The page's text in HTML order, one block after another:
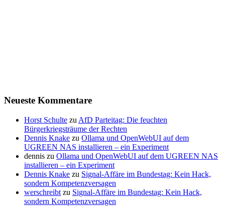
Neueste Kommentare
Horst Schulte zu AfD Parteitag: Die feuchten
Bürgerkriegsträume der Rechten
Dennis Knake zu Ollama und OpenWebUI auf dem
UGREEN NAS installieren – ein Experiment
dennis zu Ollama und OpenWebUI auf dem UGREEN NAS
installieren – ein Experiment
Dennis Knake zu Signal-Affäre im Bundestag: Kein Hack,
sondern Kompetenzversagen
werschreibt zu Signal-Affäre im Bundestag: Kein Hack,
sondern Kompetenzversagen